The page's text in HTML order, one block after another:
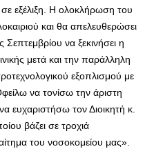
εξέλιξη. Η ολοκλήρωση του
και θα απελευθερώσει
να ξεκινήσει η
μετά και την παράλληλη
εξοπλισμού με
να τονίσω την άριστη
ευχαριστήσω τον Διοικητή κ.
βάζει σε τροχιά
του νοσοκομείου μας».